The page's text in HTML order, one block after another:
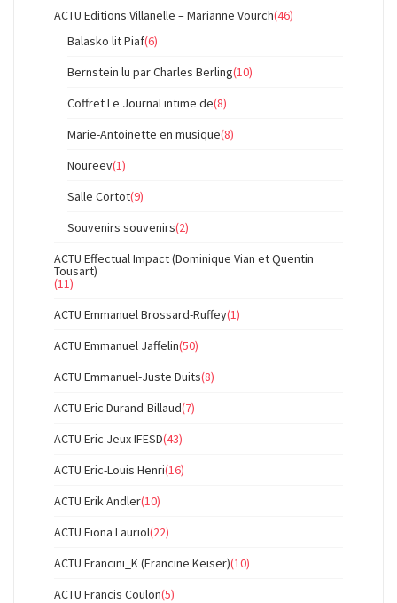
ACTU Editions Villanelle – Marianne Vourch(46)
Balasko lit Piaf(6)
Bernstein lu par Charles Berling(10)
Coffret Le Journal intime de(8)
Marie-Antoinette en musique(8)
Noureev(1)
Salle Cortot(9)
Souvenirs souvenirs(2)
ACTU Effectual Impact (Dominique Vian et Quentin
Tousart)
(11)
ACTU Emmanuel Brossard-Ruffey(1)
ACTU Emmanuel Jaffelin(50)
ACTU Emmanuel-Juste Duits(8)
ACTU Eric Durand-Billaud(7)
ACTU Eric Jeux IFESD(43)
ACTU Eric-Louis Henri(16)
ACTU Erik Andler(10)
ACTU Fiona Lauriol(22)
ACTU Francini_K (Francine Keiser)(10)
ACTU Francis Coulon(5)